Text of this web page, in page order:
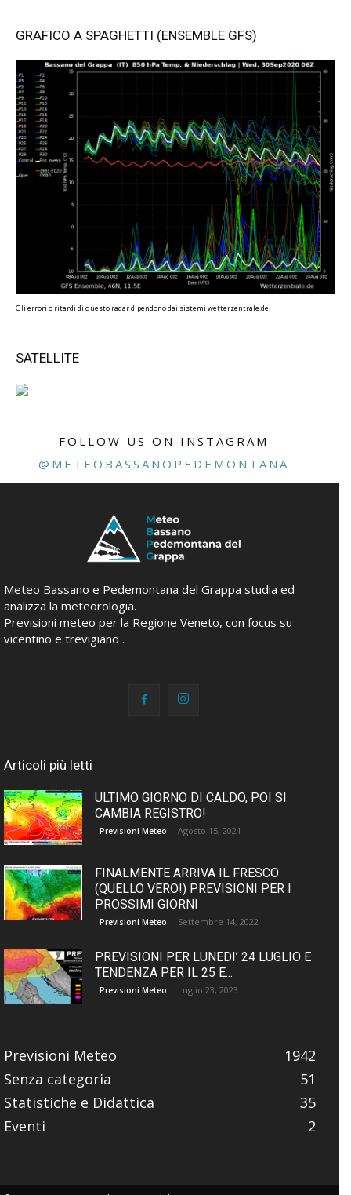
GRAFICO A SPAGHETTI (ENSEMBLE GFS)
Gli errori o ritardi di questo radar dipendono dai sistemi wetterzentrale.de.
SATELLITE
FOLLOW US ON INSTAGRAM
@METEOBASSANOPEDEMONTANA
Meteo Bassano e Pedemontana del Grappa studia ed
analizza la meteorologia.
Previsioni meteo per la Regione Veneto, con focus su
vicentino e trevigiano .
Articoli più letti
ULTIMO GIORNO DI CALDO, POI SI
CAMBIA REGISTRO!
Previsioni Meteo Agosto 15, 2021
FINALMENTE ARRIVA IL FRESCO
(QUELLO VERO!) PREVISIONI PER I
PROSSIMI GIORNI
Previsioni Meteo Settembre 14, 2022
PREVISIONI PER LUNEDI’ 24 LUGLIO E
TENDENZA PER IL 25 E...
Previsioni Meteo Luglio 23, 2023
Previsioni Meteo
1942
Senza categoria
51
Statistiche e Didattica
35
Eventi
2